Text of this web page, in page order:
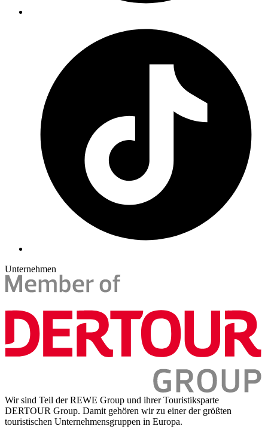
Unternehmen
Wir sind Teil der REWE Group und ihrer Touristiksparte
DERTOUR Group. Damit gehören wir zu einer der größten
touristischen Unternehmensgruppen in Europa.